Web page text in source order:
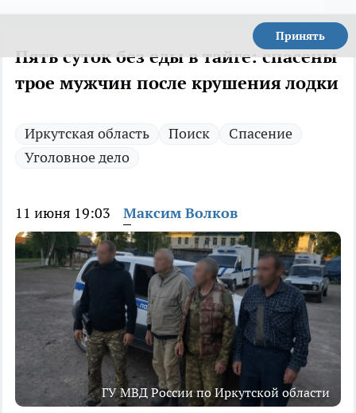
Принять
Пять суток без еды в тайге: спасены
трое мужчин после крушения лодки
Иркутская область Поиск
Спасение
Уголовное дело
11 июня 19:03 Максим Волков
ГУ МВД России по Иркутской области